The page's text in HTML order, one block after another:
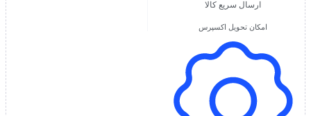
ارسال سریع کالا
امکان تحویل اکسپرس